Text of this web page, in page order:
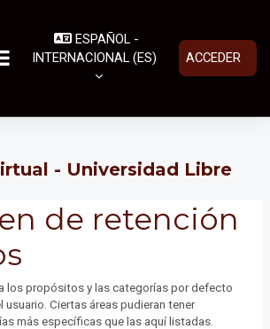
PANEL LATERAL
ESPAÑOL -
INTERNACIONAL ‎(ES)‎
ACCEDER
- Universidad Libre
de retención
los propósitos y las categorías por defecto
usuario. Ciertas áreas pudieran tener
más específicas que las aquí listadas.